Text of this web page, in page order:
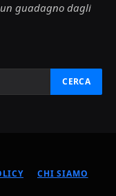
guadagno dagli
CHI SIAMO